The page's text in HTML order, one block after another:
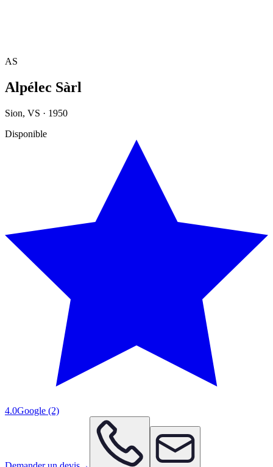
AS
Alpélec Sàrl
Sion, VS · 1950
Disponible
4.0Google (2)